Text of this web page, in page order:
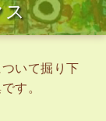
ス
いて掘り下
す。